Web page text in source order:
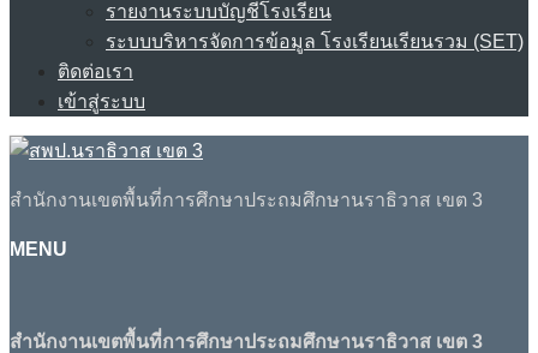
รายงานระบบบัญชีโรงเรียน
ระบบบริหารจัดการข้อมูล โรงเรียนเรียนรวม (SET)
ติดต่อเรา
เข้าสู่ระบบ
สำนักงานเขตพื้นที่การศึกษาประถมศึกษานราธิวาส เขต 3
MENU
สำนักงานเขตพื้นที่การศึกษาประถมศึกษานราธิวาส เขต 3